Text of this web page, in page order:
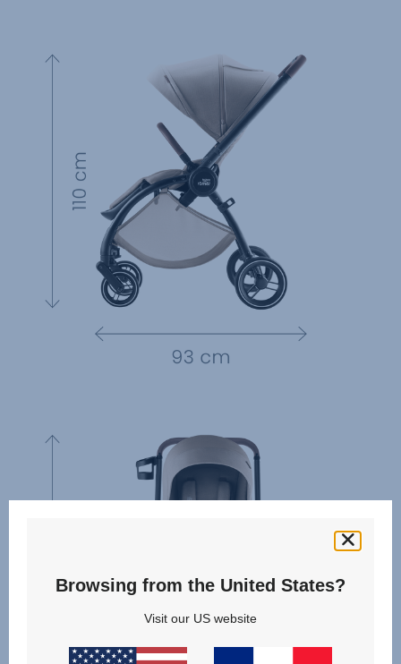
Browsing from the United States?
Visit our US website